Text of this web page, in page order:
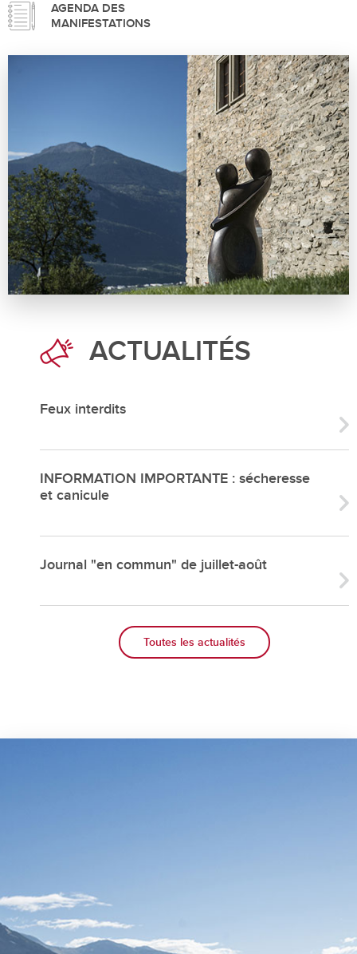
AGENDA DES
MANIFESTATIONS
ACTUALITÉS
Feux interdits
INFORMATION IMPORTANTE : sécheresse
et canicule
Journal "en commun" de juillet-août
Toutes les actualités